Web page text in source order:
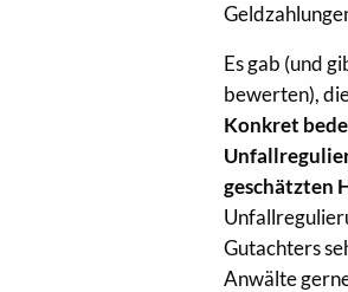
Es gab (und
bewerten),
Konkret
geschätzten
Gutachters
Anwälte